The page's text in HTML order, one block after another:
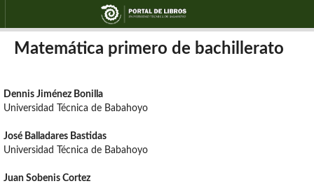
Matemática primero de bachillerato
Dennis Jiménez Bonilla
Universidad Técnica de Babahoyo
José Balladares Bastidas
Universidad Técnica de Babahoyo
Juan Sobenis Cortez